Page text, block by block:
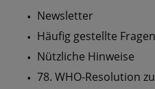
Newsletter
Häufig gestellte Fragen
Nützliche Hinweise
78. WHO-Resolution